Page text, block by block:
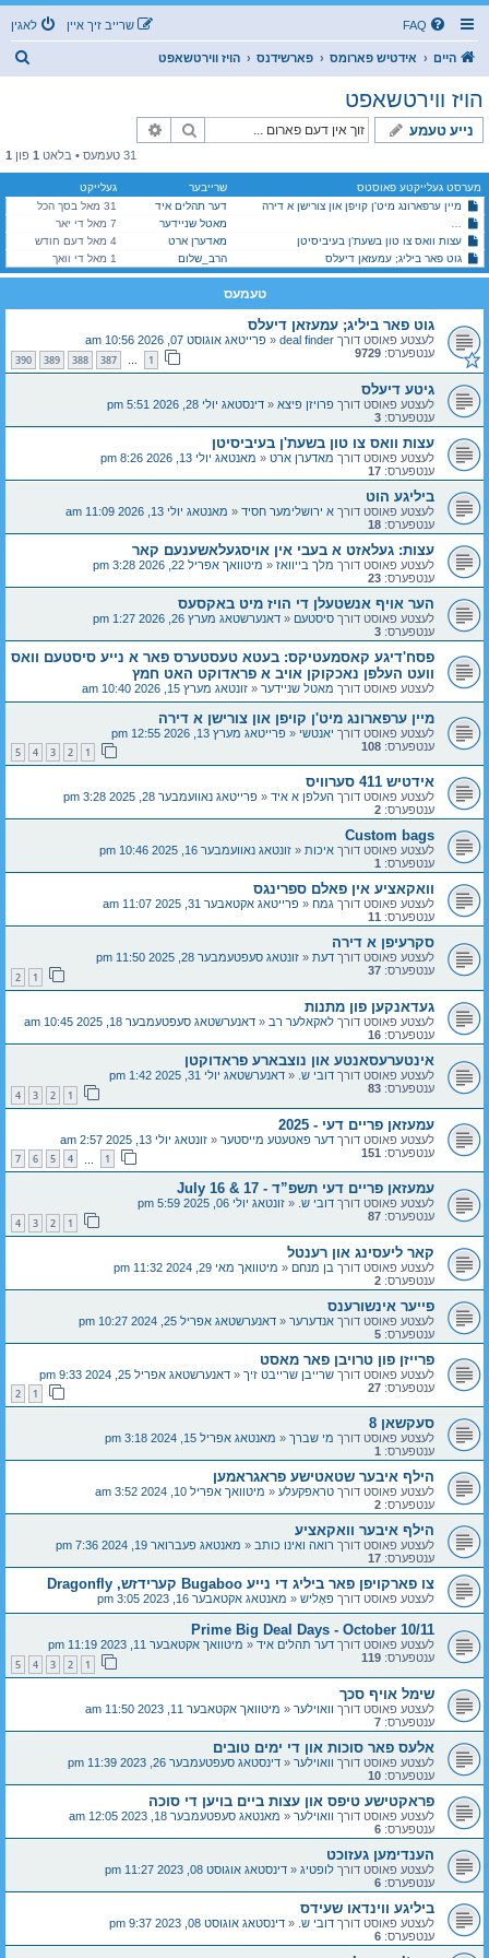
FAQ לאגין שרייב זיך איין
היים אידטיש פארומס פארשידנס הויז ווירטשאפט
הויז ווירטשאפט
נייע טעמע זוך
31 טעמעס • בלאט 1 פון 1
מערסט געלייקטע פאוסטס שרייבער
געלייקט
מיין ערפארונג מיט'ן קויפן און צורישן א דירה
דער תהלים איד
31 מאל בסך הכל
פסח'דיגע קאסמעטיקס: בעטא טעסטערס פאר א נייע סיסטעם וואס וועט העלפן נאכקוקן אויב א
מאטל שניידער
7 מאל די יאר
עצות וואס צו טון בשעת'ן בעיביסיטן
מאדערן ארט
4 מאל דעם חודש
גוט פאר ביליג; עמעזאן דיעלס
הרב_שלום 1 מאל די וואך
טעמעס
גוט פאר ביליג; עמעזאן דיעלס
לעצטע פאוסט דורך deal finder
« פרייטאג אוגוסט 07, 2026 10:56 am
ענטפערס: 9729
1
…
387
388
389
390
גיטע דיעלס
לעצטע פאוסט דורך פרויזן פיצא « דינסטאג יולי 28, 2026 5:51 pm
ענטפערס: 3
עצות וואס צו טון בשעת'ן בעיביסיטן
לעצטע פאוסט דורך מאדערן ארט « מאנטאג יולי 13, 2026 8:26 pm
ענטפערס: 17
ביליגע הוט
לעצטע פאוסט דורך א ירושלימער חסיד « מאנטאג יולי 13, 2026 11:09 am
ענטפערס: 18
עצות: געלאזט א בעבי אין אויסגעלאשענעם קאר
לעצטע פאוסט דורך מלך בייוואז « מיטוואך אפריל 22, 2026 3:28 pm
ענטפערס: 23
הער אויף אנשטעלן די הויז מיט באקסעס
לעצטע פאוסט דורך סיסטעם « דאנערשטאג מערץ 26, 2026 1:27 pm
ענטפערס: 3
פסח'דיגע קאסמעטיקס: בעטא טעסטערס פאר א נייע סיסטעם וואס
וועט העלפן נאכקוקן אויב א פראדוקט האט חמץ
לעצטע פאוסט דורך מאטל שניידער « זונטאג מערץ 15, 2026 10:40 am
מיין ערפארונג מיט'ן קויפן און צורישן א דירה
לעצטע פאוסט דורך יאנטשי « פרייטאג מערץ 13, 2026 12:55 pm
ענטפערס: 108
1
2
3
4
5
אידטיש 411 סערוויס
לעצטע פאוסט דורך העלפן א איד « פרייטאג נאוועמבער 28, 2025 3:28 pm
ענטפערס: 2
Custom bags
לעצטע פאוסט דורך איכות « זונטאג נאוועמבער 16, 2025 10:46 pm
ענטפערס: 1
וואקאציע אין פאלם ספרינגס
לעצטע פאוסט דורך גמח « פרייטאג אקטאבער 31, 2025 11:07 am
ענטפערס: 11
סקרעיפן א דירה
לעצטע פאוסט דורך דעת « זונטאג סעפטעמבער 28, 2025 11:50 pm
ענטפערס: 37
1
2
געדאנקען פון מתנות
לעצטע פאוסט דורך לאקאלער רב « דאנערשטאג סעפטעמבער 18, 2025 10:45 am
ענטפערס: 16
אינטערעסאנטע און נוצבארע פראדוקטן
לעצטע פאוסט דורך דובי ש. « דאנערשטאג יולי 31, 2025 1:42 pm
ענטפערס: 83
1
2
3
4
עמעזאן פריים דעי - 2025
לעצטע פאוסט דורך דער פאטעטע מייסטער « זונטאג יולי 13, 2025 2:57 am
ענטפערס: 151
1
4
5
6
7
עמעזאן פריים דעי תשפ”ד - July 16 & 17
לעצטע פאוסט דורך דובי ש. « זונטאג יולי 06, 2025 5:59 pm
ענטפערס: 87
1
2
3
4
קאר ליעסינג און רענטל
לעצטע פאוסט דורך בן מנחם « מיטוואך מאי 29, 2024 11:32 pm
ענטפערס: 2
פייער אינשורענס
לעצטע פאוסט דורך אנדערער « דאנערשטאג אפריל 25, 2024 10:27 pm
ענטפערס: 5
פרייזן פון טרויבן פאר מאסט
לעצטע פאוסט דורך שרייבן שרייבט זיך « דאנערשטאג אפריל 25, 2024 9:33 pm
ענטפערס: 27
1
2
סעקשאן 8
לעצטע פאוסט דורך מי שברך « מאנטאג אפריל 15, 2024 3:18 pm
ענטפערס: 1
הילף איבער שטאטישע פראגראמען
לעצטע פאוסט דורך טראפקעלע « מיטוואך אפריל 10, 2024 3:52 am
ענטפערס: 2
הילף איבער וואקאציע
לעצטע פאוסט דורך רואה ואינו כותב « מאנטאג פעברואר 19, 2024 7:36 pm
ענטפערס: 17
צו פארקויפן פאר ביליג די נייע Bugaboo קערידזש, Dragonfly
לעצטע פאוסט דורך פאָליש « מאנטאג אקטאבער 16, 2023 3:05 pm
Prime Big Deal Days - October 10/11
לעצטע פאוסט דורך דער תהלים איד « מיטוואך אקטאבער 11, 2023 11:19 pm
ענטפערס: 119
1
2
3
4
5
שימל אויף סכך
לעצטע פאוסט דורך וואוילער « מיטוואך אקטאבער 11, 2023 11:50 am
ענטפערס: 7
אלעס פאר סוכות און די ימים טובים
לעצטע פאוסט דורך וואוילער « דינסטאג סעפטעמבער 26, 2023 11:39 pm
ענטפערס: 10
פראקטישע טיפס און עצות ביים בויען די סוכה
לעצטע פאוסט דורך וואוילער « מאנטאג סעפטעמבער 18, 2023 12:05 am
ענטפערס: 6
הענדימען געזוכט
לעצטע פאוסט דורך לופטיג « דינסטאג אוגוסט 08, 2023 11:27 pm
ענטפערס: 6
ביליגע ווינדאו שעידס
לעצטע פאוסט דורך דובי ש. « דינסטאג אוגוסט 08, 2023 9:37 pm
ענטפערס: 6